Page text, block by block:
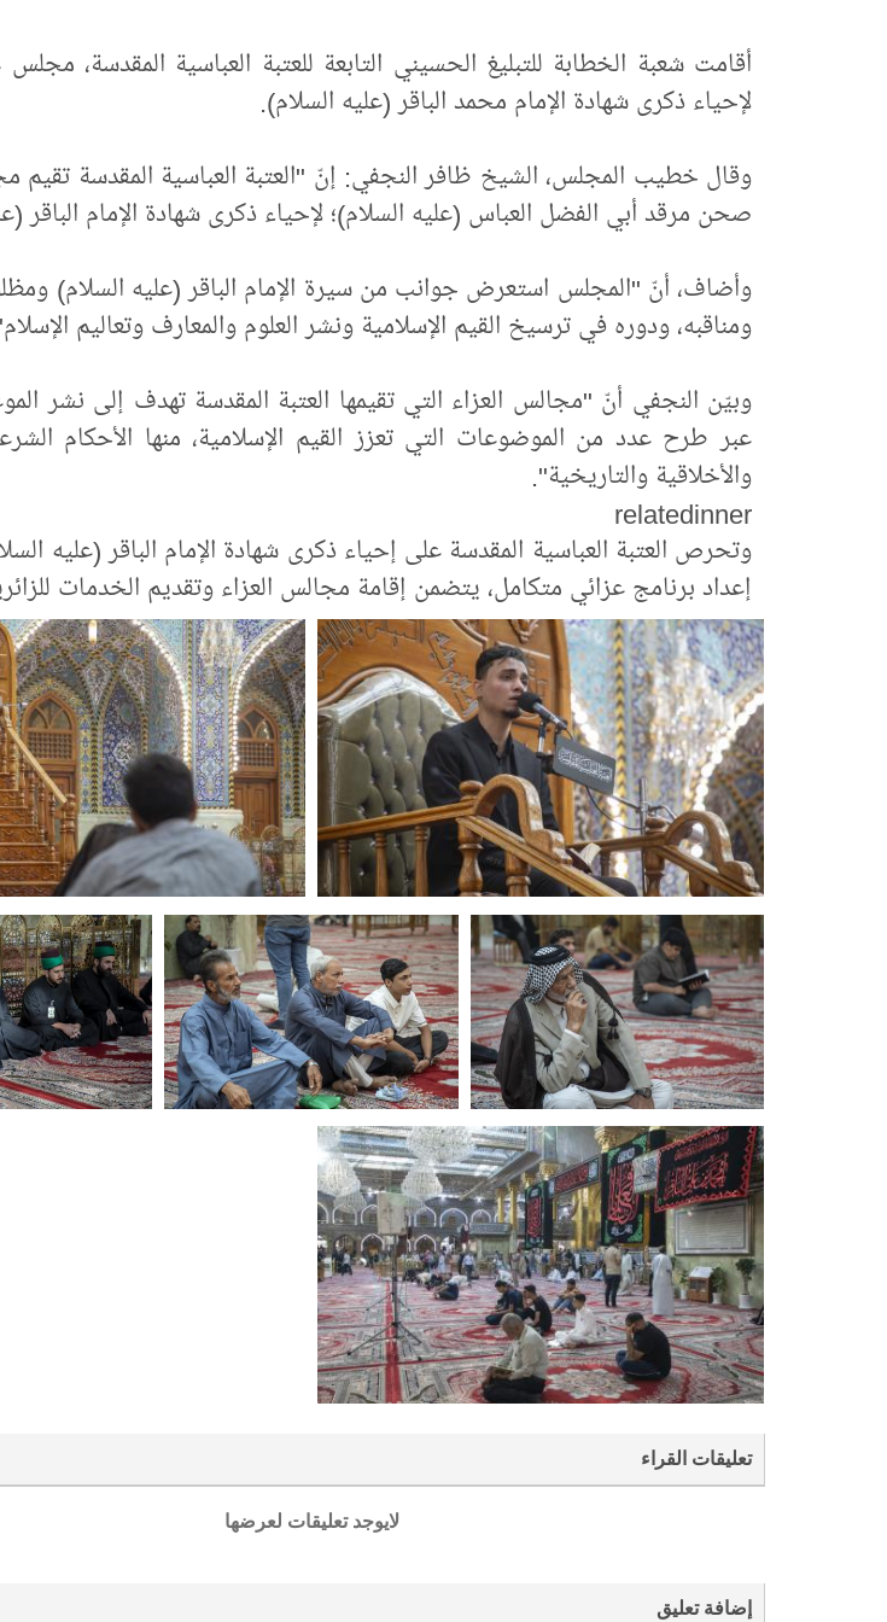
أقامت شعبة الخطابة للتبليغ الحسيني التابعة للعتبة العباسية المقدسة، مجلس
لإحياء ذكرى شهادة الإمام محمد الباقر (عليه السلام).
وقال خطيب المجلس، الشيخ ظافر النجفي: إنّ "العتبة العباسية المقدسة
صحن مرقد أبي الفضل العباس (عليه السلام)؛ لإحياء ذكرى شهادة الإمام الباقر
وأضاف، أنّ "المجلس استعرض جوانب من سيرة الإمام الباقر (عليه السلام)
ومناقبه، ودوره في ترسيخ القيم الإسلامية ونشر العلوم والمعارف وتعاليم
وبيّن النجفي أنّ "مجالس العزاء التي تقيمها العتبة المقدسة تهدف إلى نشر
عبر طرح عدد من الموضوعات التي تعزز القيم الإسلامية، منها الأحكام
والأخلاقية والتاريخية".
relatedinner
وتحرص العتبة العباسية المقدسة على إحياء ذكرى شهادة الإمام الباقر (عليه
إعداد برنامج عزائي متكامل، يتضمن إقامة مجالس العزاء وتقديم الخدمات
تعليقات القراء
لايوجد تعليقات لعرضها
إضافة تعليق